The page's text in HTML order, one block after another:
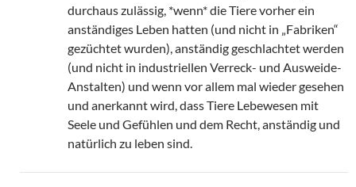
durchaus zulässig, *wenn* die Tiere vorher ein
anständiges Leben hatten (und nicht in „Fabriken“
gezüchtet wurden), anständig geschlachtet werden
(und nicht in industriellen Verreck- und Ausweide-
Anstalten) und wenn vor allem mal wieder gesehen
und anerkannt wird, dass Tiere Lebewesen mit
Seele und Gefühlen und dem Recht, anständig und
natürlich zu leben sind.